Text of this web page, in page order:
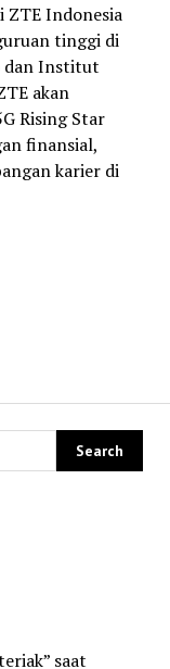
ZTE Indonesia
tinggi di
dan Institut
akan
Rising Star
finansial,
karier di
saat